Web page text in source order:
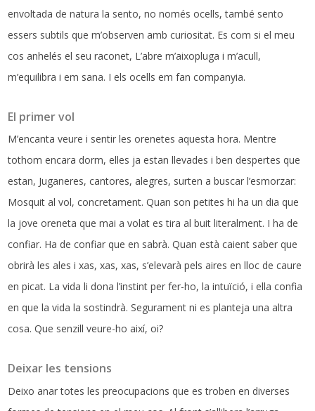
envoltada de natura la sento, no només ocells, també sento
essers subtils que m’observen amb curiositat. Es com si el meu
cos anhelés el seu raconet, L’abre m’aixopluga i m’acull,
m’equilibra i em sana. I els ocells em fan companyia.
El primer vol
M’encanta veure i sentir les orenetes aquesta hora. Mentre
tothom encara dorm, elles ja estan llevades i ben despertes que
estan, Juganeres, cantores, alegres, surten a buscar l’esmorzar:
Mosquit al vol, concretament. Quan son petites hi ha un dia que
la jove oreneta que mai a volat es tira al buit literalment. I ha de
confiar. Ha de confiar que en sabrà. Quan està caient saber que
obrirà les ales i xas, xas, xas, s’elevarà pels aires en lloc de caure
en picat. La vida li dona l’instint per fer-ho, la intuïció, i ella confia
en que la vida la sostindrà. Segurament ni es planteja una altra
cosa. Que senzill veure-ho així, oi?
Deixar les tensions
Deixo anar totes les preocupacions que es troben en diverses